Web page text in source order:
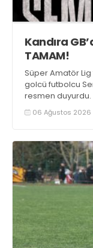
Kandıra
TAMAM!
Süper Amatör
golcü futbolcu
resmen duyurdu.
06 Ağustos 2026